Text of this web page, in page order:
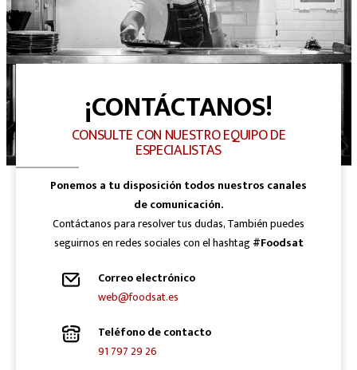
¡CONTÁCTANOS!
CONSULTE CON NUESTRO EQUIPO DE
ESPECIALISTAS
Ponemos a tu disposición todos nuestros canales
de comunicación.
Contáctanos para resolver tus dudas, También puedes
seguirnos en redes sociales con el hashtag#Foodsat
Correo electrónico
web@foodsat.es
Teléfono de contacto
91 797 29 26